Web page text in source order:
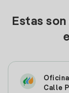
Estas
Calle